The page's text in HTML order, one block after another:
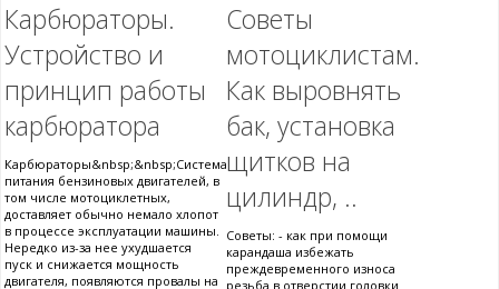
Карбюраторы.
Устройство и
принцип работы
карбюратора
Карбюраторы&nbsp;&nbsp;Система
питания бензиновых двигателей, в
том числе мотоциклетных,
доставляет обычно немало хлопот
в процессе эксплуатации машины.
Нередко из-за нее ухудшается
пуск и снижается мощность
двигателя, появляются провалы на
Советы
мотоциклистам.
Как выровнять
бак, установка
щитков на
цилиндр, ..
Советы: - как при помощи
карандаша избежать
преждевременного износа
резьба в отверстии головки